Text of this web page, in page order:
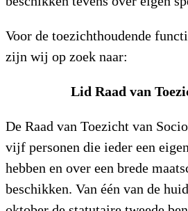
Voor de toezichthoudende
zijn wij op zoek naar:
Lid Raad van
De Raad van Toezicht van
vijf personen die ieder een
hebben en over een brede
beschikken. Van één van de